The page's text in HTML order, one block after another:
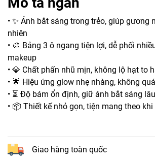
• ✨ Ánh bắt sáng trong trẻo, giúp gương
nhiên
• 🎨 Bảng 3 ô ngang tiện lợi, dễ phối
makeup
• 💎 Chất phấn nhũ mịn, không lộ hạt to
• 🌟 Hiệu ứng glow nhẹ nhàng, không
• ⏳ Độ bám ổn định, giữ ánh bắt sáng
• 📦 Thiết kế nhỏ gọn, tiện mang theo
Giao hàng toàn quốc